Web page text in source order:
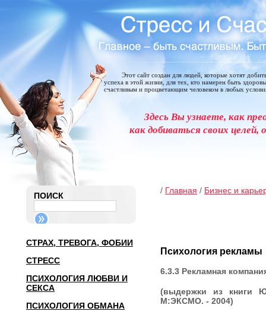
Этот сайт создан для людей, которые хотят
успеха в этой жизни, для тех, кто намерен быть
счастливым и процветающим человеком в любых
Здесь Вы узнаете, как
как добиваться своих
ПОИСК
СТРАХ, ТРЕВОГА, ФОБИИ
СТРЕСС
ПСИХОЛОГИЯ ЛЮБВИ И
СЕКСА
ПСИХОЛОГИЯ ОБМАНА
/ Главная / Бизнес и
Психология рекламы
6.3.3 Рекламная
(выдержки из книги
М:ЭКСМО. - 2004)